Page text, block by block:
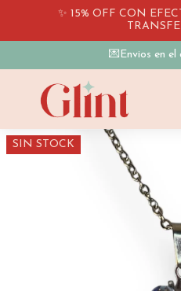
✨ 15% OFF CON
💌Envios en el
SIN STOCK